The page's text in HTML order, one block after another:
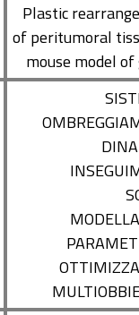
Plastic
of peritumoral
mouse model